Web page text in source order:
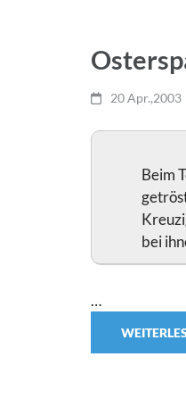
20 Apr.,2003
Beim
bei
…